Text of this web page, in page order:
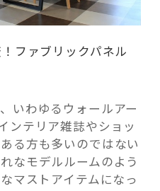
ファブリックパネル
、いわゆるウォールアー
ンテリア雑誌やショッ
る方も多いのではない
なモデルルームのよう
マストアイテムになっ